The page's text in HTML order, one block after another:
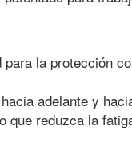
la protección
adelante y
reduzca la